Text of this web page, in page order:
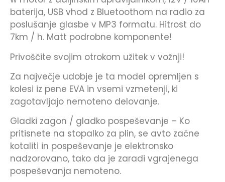
baterija, USB vhod z Bluetoothom na radio za
poslušanje glasbe v MP3 formatu. Hitrost do
7km / h. Matt podrobne komponente!
Privoščite svojim otrokom užitek v vožnji!
Za največje udobje je ta model opremljen s
kolesi iz pene EVA in vsemi vzmetenji, ki
zagotavljajo nemoteno delovanje.
Gladki zagon / gladko pospeševanje – Ko
pritisnete na stopalko za plin, se avto začne
kotaliti in pospeševanje je elektronsko
nadzorovano, tako da je zaradi vgrajenega
pospeševanja nemoteno.